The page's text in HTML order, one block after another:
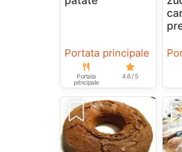
Portata principale
Portata
principale
4.6 / 5